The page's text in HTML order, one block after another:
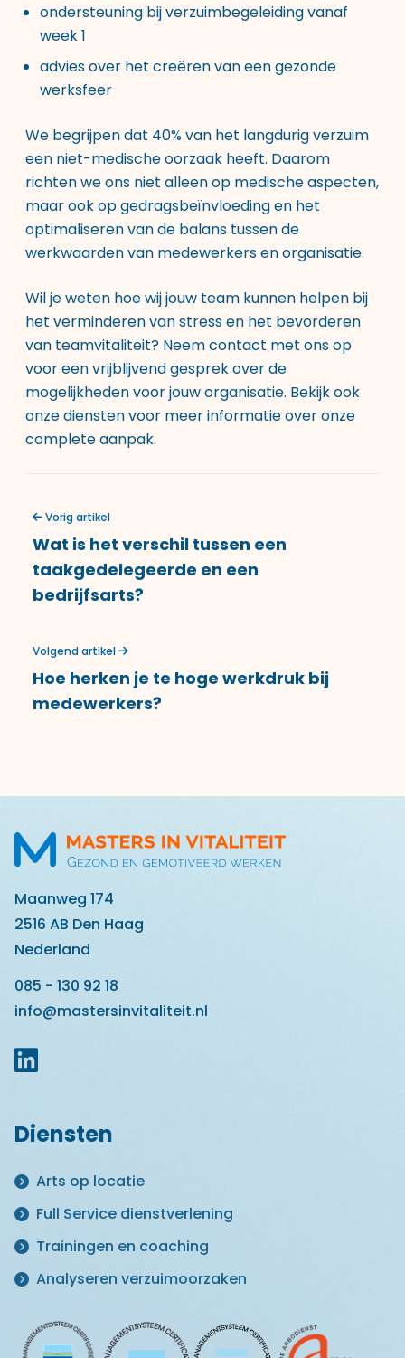
ondersteuning bij verzuimbegeleiding vanaf
week 1
advies over het creëren van een gezonde
werksfeer
We begrijpen dat 40% van het langdurig verzuim
een niet-medische oorzaak heeft. Daarom
richten we ons niet alleen op medische aspecten,
maar ook op gedragsbeïnvloeding en het
optimaliseren van de balans tussen de
werkwaarden van medewerkers en organisatie.
Wil je weten hoe wij jouw team kunnen helpen bij
het verminderen van stress en het bevorderen
van teamvitaliteit? Neem contact met ons op
voor een vrijblijvend gesprek over de
mogelijkheden voor jouw organisatie. Bekijk ook
onze dienstenvoor meer informatie over onze
complete aanpak.
Vorig artikel
Wat is het verschil tussen een
taakgedelegeerde en een
bedrijfsarts?
Volgend artikel
Hoe herken je te hoge werkdruk bij
medewerkers?
Maanweg 174
2516 AB Den Haag
Nederland
085 - 130 92 18
info@mastersinvitaliteit.nl
Diensten
Arts op locatie
Full Service dienstverlening
Trainingen en coaching
Analyseren verzuimoorzaken